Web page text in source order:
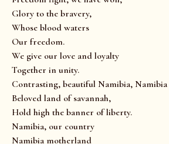
Glory to the bravery,
Whose blood waters
Our freedom.
We give our love and loyalty
Together in unity.
Contrasting, beautiful Namibia,
Beloved land of savannah,
Hold high the banner of liberty.
Namibia, our country
Namibia motherland